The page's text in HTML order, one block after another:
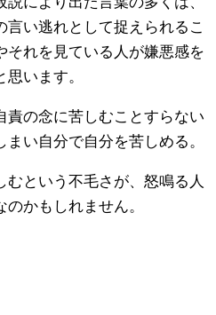
言い逃れとして捉えられるこ
それを見ている人が嫌悪感を
います。
責の念に苦しむことすらない
い自分で自分を苦しめる。
むという不毛さが、怒鳴る人
かもしれません。